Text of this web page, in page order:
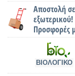
Αποστολή
εξωτερικού!
Προσφορές
ΒΙΟΛΟΓΙΚΟ